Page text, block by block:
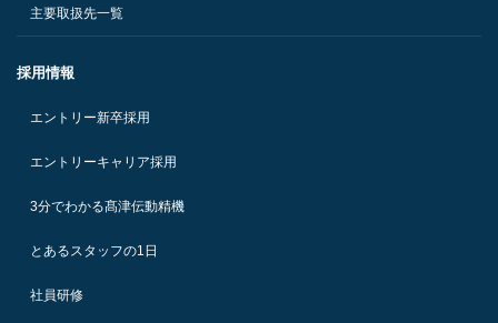
主要取扱先一覧
採用情報
エントリー新卒採用
エントリーキャリア採用
3分でわかる髙津伝動精機
とあるスタッフの1日
社員研修